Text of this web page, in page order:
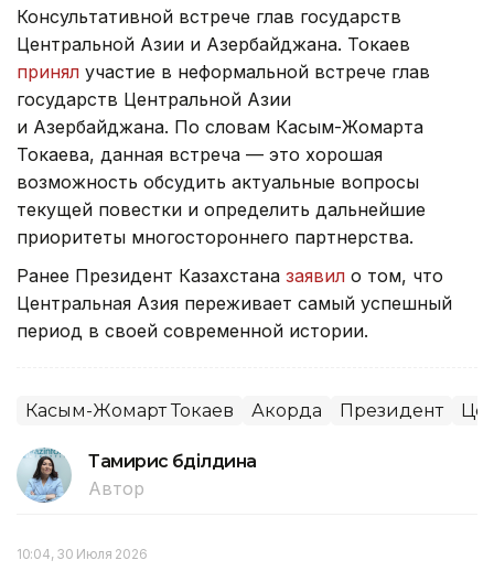
Консультативной встрече глав государств
Центральной Азии и Азербайджана. Токаев
принял участие в неформальной встрече глав
государств Центральной Азии
и Азербайджана. По словам Касым-Жомарта
Токаева, данная встреча — это хорошая
возможность обсудить актуальные вопросы
текущей повестки и определить дальнейшие
приоритеты многостороннего партнерства.
Ранее Президент Казахстана заявил о том, что
Центральная Азия переживает самый успешный
период в своей современной истории.
Касым-Жомарт Токаев Акорда Президент
Тамирис Әбділдина
Автор
10:04, 30 Июля 2026